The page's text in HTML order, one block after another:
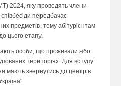
2024, яку проводять члени
передбачає
предметів, тому абітурієнтам
цього етапу.
особи, що проживали або
територіях. Для вступу
мають звернутись до центрів